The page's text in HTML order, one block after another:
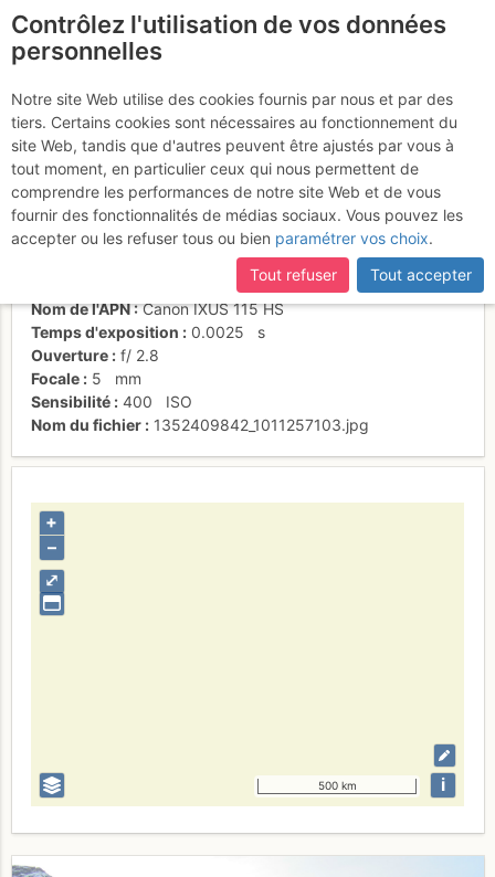
Vue vers le Kongma La
Activités
Date/heure
10 nov. 2011 03:23
Contributeur
marco167
individuel (CC by-nc-nd)
Nom de l'APN
Canon IXUS 115 HS
Temps d'exposition
0.0025
s
Ouverture
f/ 2.8
Focale
5
mm
Sensibilité
400
ISO
Nom du fichier
1352409842_1011257103.jpg
⤢
+
–
500 km i
Contrôlez l'utilisation de vos données
personnelles
Notre site Web utilise des cookies fournis par nous et par des
tiers. Certains cookies sont nécessaires au fonctionnement du
site Web, tandis que d'autres peuvent être ajustés par vous à
tout moment, en particulier ceux qui nous permettent de
comprendre les performances de notre site Web et de vous
fournir des fonctionnalités de médias sociaux. Vous pouvez les
accepter ou les refuser tous ou bien paramétrer vos choix.
Tout refuser
Tout accepter